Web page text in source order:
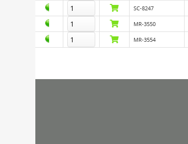
SC-8247
MR-3550
MR-3554